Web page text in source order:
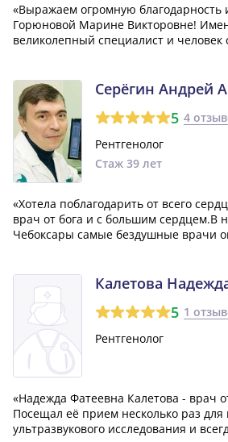
«Выражаем огромную благодарность
Горюновой Марине Викторовне!
великолепный специалист и
третий год и наблюдаемся только у
Серёгин Андрей
5 4
Рентгенолог
Стаж 39 лет
«Хотела поблагодарить от всего
врач от бога и с большим сердцем.В
Чебоксары самые бездушные врачи
сразу пригласил нас в Нижний
Калетова
5 1
Рентгенолог
«Надежда Фатеевна Калетова - врач
Посещал её прием несколько раз для
ультразвукового исследования и